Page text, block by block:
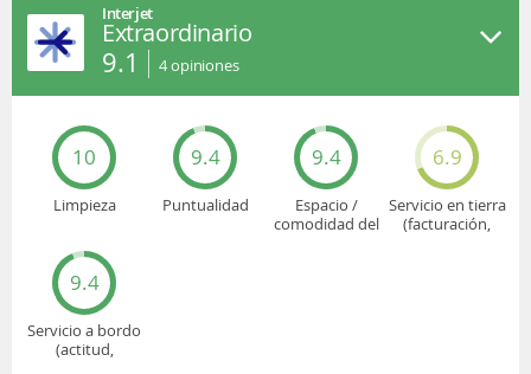
Interjet
Extraordinario
9.1 4opiniones
10
Limpieza
9.4
Puntualidad
9.4
Espacio /
comodidad del
6.9
Servicio en tierra
(facturación,
9.4
Servicio a bordo
(actitud,